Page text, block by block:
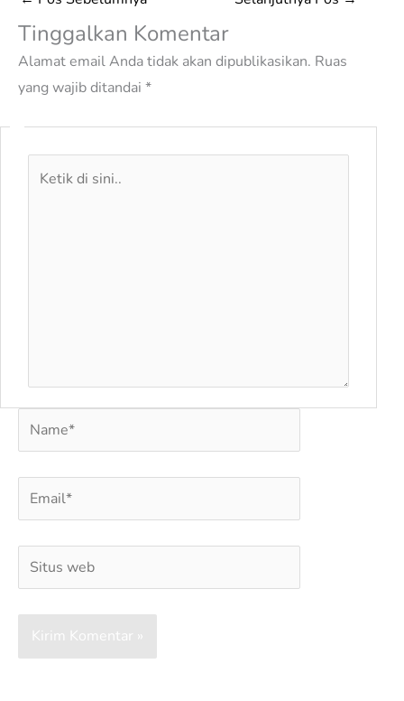
Tinggalkan Komentar
Alamat email Anda tidak akan dipublikasikan. Ruas
yang wajib ditandai *
Name*
Email*
Situs
web